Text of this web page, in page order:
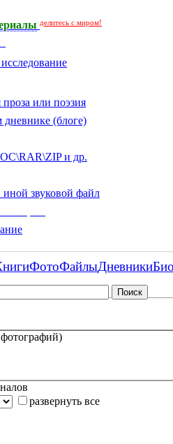
делитесь с миром!
или поэзия
(блоге)
и др.
звуковой файл
ФотоФайлыДневники
развернуть все